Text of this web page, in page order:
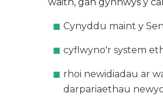
Cynyddu maint y
cyflwyno'r system
rhoi newidiadau ar
darpariaethau